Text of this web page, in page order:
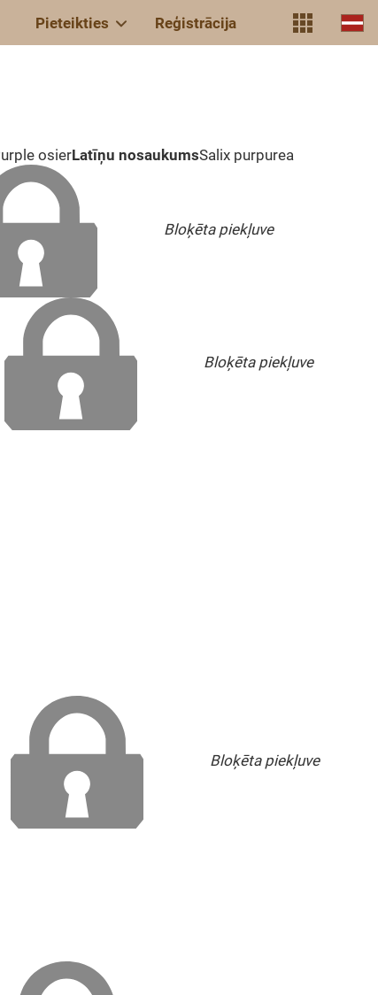
Pieteikties Reģistrācija
osierLatīņu nosaukumsSalix purpurea
Bloķēta piekļuve
Bloķēta piekļuve
Bloķēta piekļuve